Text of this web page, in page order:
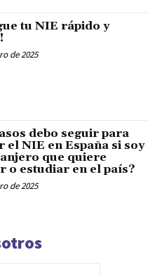
tu NIE rápido y
de 2025
debo seguir para
el NIE en España si soy
que quiere
o estudiar en el país?
de 2025